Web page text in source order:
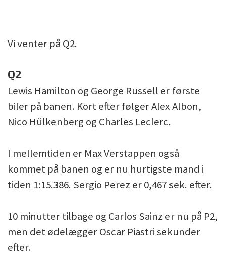
Vi venter på Q2.
Q2
Lewis Hamilton og George Russell er første
biler på banen. Kort efter følger Alex Albon,
Nico Hülkenberg og Charles Leclerc.
I mellemtiden er Max Verstappen også
kommet på banen og er nu hurtigste mand i
tiden 1:15.386. Sergio Perez er 0,467 sek. efter.
10 minutter tilbage og Carlos Sainz er nu på P2,
men det ødelægger Oscar Piastri sekunder
efter.